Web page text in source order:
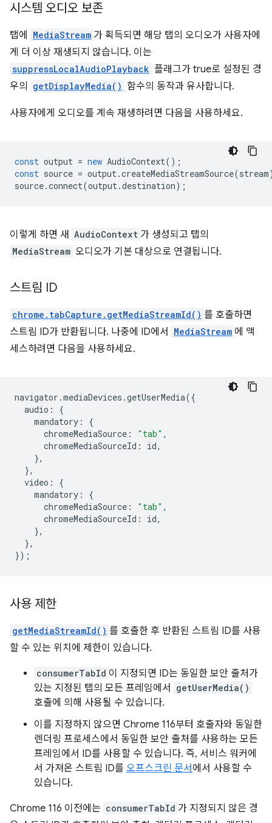
시스템 오디오 보존
탭에 MediaStream 가 획득되면 해당 탭의 오디오가 사용자에
게 더 이상 재생되지 않습니다. 이는
suppressLocalAudioPlayback 플래그가 true로 설정된 경
우의
getDisplayMedia() 함수의 동작과 유사합니다.
사용자에게 오디오를 계속 재생하려면 다음을 사용하세요.
const output = new AudioContext();
const source = output.createMediaStreamSource(stream
source.connect(output.destination);
이렇게 하면 새 AudioContext 가 생성되고 탭의
MediaStream 오디오가 기본 대상으로 연결됩니다.
스트림 ID
chrome.tabCapture.getMediaStreamId() 를 호출하면
스트림 ID가 반환됩니다. 나중에 ID에서
MediaStream 에 액
세스하려면 다음을 사용하세요.
navigator .mediaDevices .getUserMedia({
audio :
{
mandatory :
{
chromeMediaSource : "tab" ,
chromeMediaSourceId : id,
},
},
video :
{
mandatory :
{
chromeMediaSource : "tab" ,
chromeMediaSourceId : id,
},
},
});
사용 제한
getMediaStreamId() 를 호출한 후 반환된 스트림 ID를 사용
할 수 있는 위치에 제한이 있습니다.
consumerTabId 이 지정되면 ID는 동일한 보안 출처가
있는 지정된 탭의 모든 프레임에서
getUserMedia()
호출에 의해 사용될 수 있습니다.
이를 지정하지 않으면 Chrome 116부터 호출자와 동일한
렌더링 프로세스에서 동일한 보안 출처를 사용하는 모든
프레임에서 ID를 사용할 수 있습니다. 즉, 서비스 워커에
서 가져온 스트림 ID를 오프스크린 문서 에서 사용할 수
있습니다.
Chrome 116 이전에는 consumerTabId 가 지정되지 않은 경